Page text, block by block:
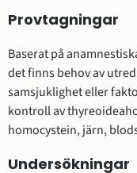
Provtagningar
Baserat på
det finns behov av
samsjuklighet eller
kontroll av
homocystein, järn,
Undersökningar